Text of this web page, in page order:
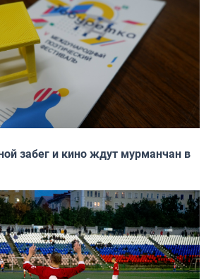
забег и кино ждут мурманчан в